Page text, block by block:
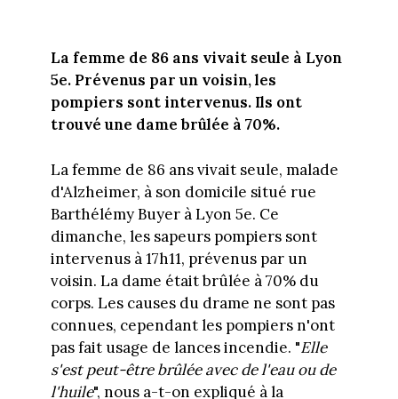
La femme de 86 ans vivait seule à Lyon
5e. Prévenus par un voisin, les
pompiers sont intervenus. Ils ont
trouvé une dame brûlée à 70%.
La femme de 86 ans vivait seule, malade
d'Alzheimer, à son domicile situé rue
Barthélémy Buyer à Lyon 5e. Ce
dimanche, les sapeurs pompiers sont
intervenus à 17h11, prévenus par un
voisin. La dame était brûlée à 70% du
corps. Les causes du drame ne sont pas
connues, cependant les pompiers n'ont
pas fait usage de lances incendie. "Elle
s'est peut-être brûlée avec de l'eau ou de
l'huile", nous a-t-on expliqué à la